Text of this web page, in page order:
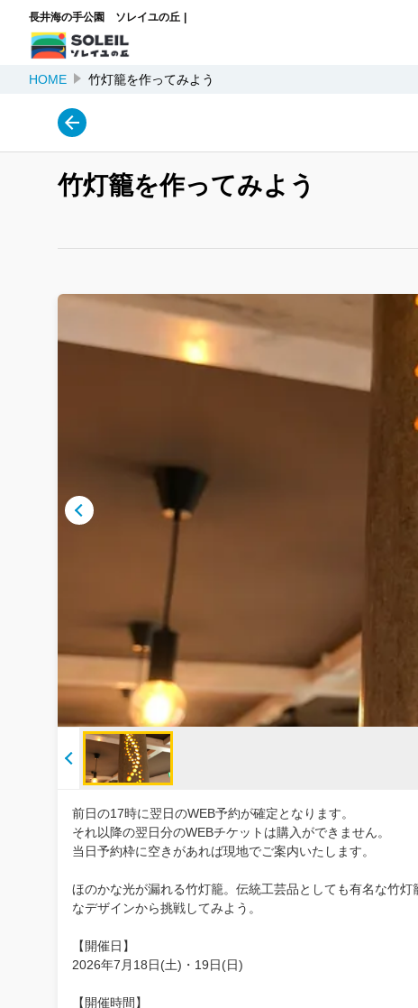
長井海の手公園 ソレイユの丘
HOME 竹灯籠を作ってみよう
竹灯籠を作ってみよう
前日の17時に翌日のWEB予約が確定となります。
それ以降の翌日分のWEBチケットは購入ができません。
当日予約枠に空きがあれば現地でご案内いたします。
ほのかな光が漏れる竹灯籠。伝統工芸品としても有名な竹
なデザインから挑戦してみよう。
【開催日】
2026年7月18日(土)・19日(日)
【開催時間】